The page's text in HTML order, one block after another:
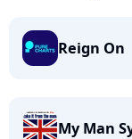
Reign On
My Man